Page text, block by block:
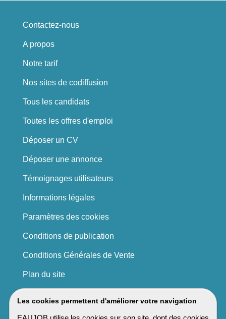
Les cookies permettent d'améliorer votre navigation
Contactez-nous
A propos
Notre tarif
Nos sites de codiffusion
Tous les candidats
Toutes les offres d'emploi
Déposer un CV
Déposer une annonce
Témoignages utilisateurs
Informations légales
Paramètres des cookies
Conditions de publication
Conditions Générales de Vente
Plan du site